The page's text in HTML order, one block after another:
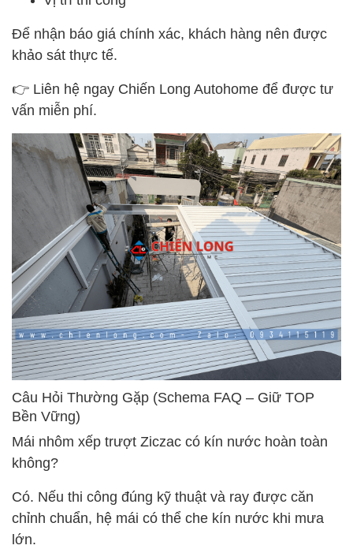
Để nhận báo giá chính xác, khách hàng nên được
khảo sát thực tế.
👉 Liên hệ ngay Chiến Long Autohome để được tư
vấn miễn phí.
Câu Hỏi Thường Gặp (Schema FAQ – Giữ TOP
Bền Vững)
Mái nhôm xếp trượt Ziczac có kín nước hoàn toàn
không?
Có. Nếu thi công đúng kỹ thuật và ray được căn
chỉnh chuẩn, hệ mái có thể che kín nước khi mưa
lớn.